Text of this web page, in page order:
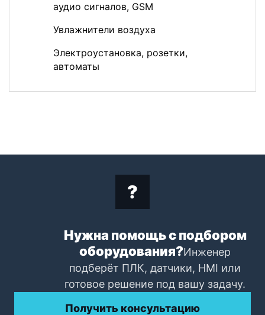
аудио сигналов, GSM
Увлажнители воздуха
Электроустановка, розетки,
автоматы
Нужна помощь с подбором
оборудования?Инженер
подберёт ПЛК, датчики, HMI или
готовое решение под вашу задачу.
Получить консультацию